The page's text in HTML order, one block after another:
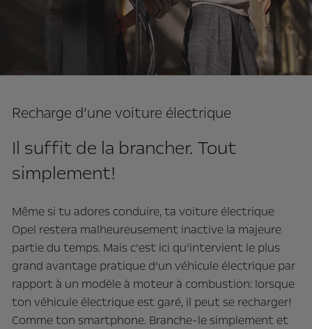
Recharge d’une voiture électrique
Il suffit de la brancher. Tout
simplement!
Même si tu adores conduire, ta voiture électrique
Opel restera malheureusement inactive la majeure
partie du temps. Mais c’est ici qu’intervient le plus
grand avantage pratique d’un véhicule électrique par
rapport à un modèle à moteur à combustion: lorsque
ton véhicule électrique est garé, il peut se recharger!
Comme ton smartphone. Branche-le simplement et